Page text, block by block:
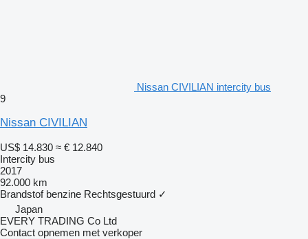
Nissan CIVILIAN intercity bus
9
Nissan CIVILIAN
US$ 14.830 ≈ € 12.840
Intercity bus
2017
92.000 km
Brandstof benzine Rechtsgestuurd ✓
Japan
EVERY TRADING Co Ltd
Contact opnemen met verkoper